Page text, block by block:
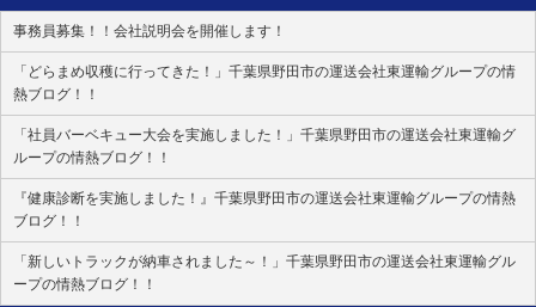
事務員募集！！会社説明会を開催します！
「どらまめ収穫に行ってきた！」千葉県野田市の運送会社東運輸グループの情
熱ブログ！！
「社員バーベキュー大会を実施しました！」千葉県野田市の運送会社東運輸グ
ループの情熱ブログ！！
『健康診断を実施しました！』千葉県野田市の運送会社東運輸グループの情熱
ブログ！！
「新しいトラックが納車されました～！」千葉県野田市の運送会社東運輸グル
ープの情熱ブログ！！